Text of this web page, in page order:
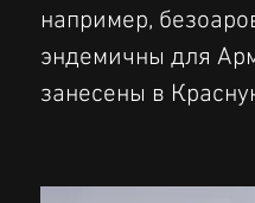
например,
эндемичны для
занесены в